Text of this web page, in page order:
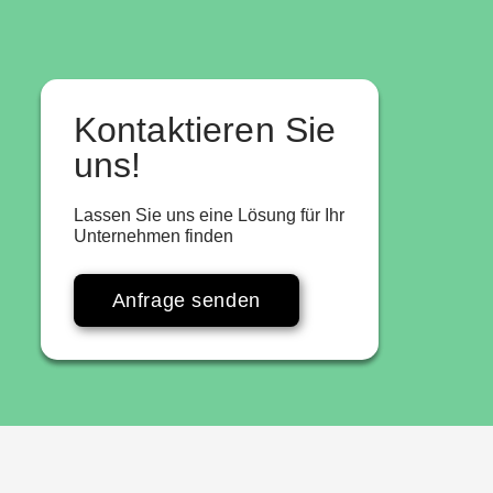
Kontaktieren Sie
uns!
Lassen Sie uns eine Lösung für Ihr
Unternehmen finden
Anfrage senden